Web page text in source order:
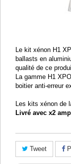
Le kit xénon H1
ballasts en
qualité de ce
La gamme H1
boitier anti-erreur
Les kits xénon de
Livré avec x2
Tweet